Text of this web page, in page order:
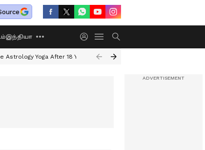
இந்தியா
Astrology Yoga After 18 Years Dwi Pushkar Yoga 2026